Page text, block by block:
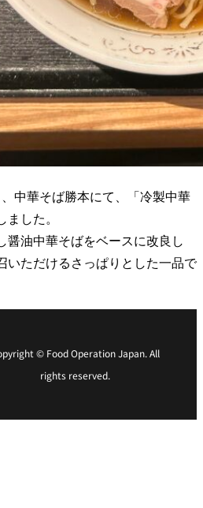
中華そば勝本にて、「冷製中華
した。
醤油中華そばをベースに改良し
いただけるさっぱりとした一品で
© Food Operation Japan. All
rights reserved.